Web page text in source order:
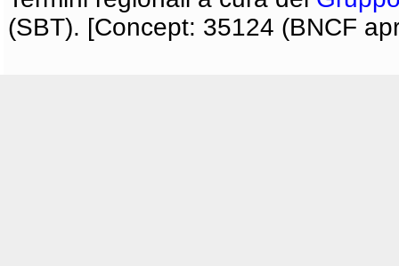
(SBT). [Concept: 35124 (BNCF